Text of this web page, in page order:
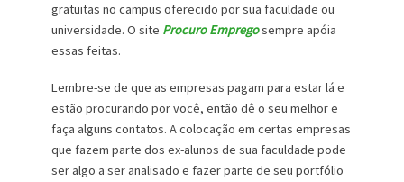
gratuitas no campus oferecido por sua faculdade ou
universidade. O site Procuro Empregosempre apóia
essas feitas.
Lembre-se de que as empresas pagam para estar lá e
estão procurando por você, então dê o seu melhor e
faça alguns contatos. A colocação em certas empresas
que fazem parte dos ex-alunos de sua faculdade pode
ser algo a ser analisado e fazer parte de seu portfólio